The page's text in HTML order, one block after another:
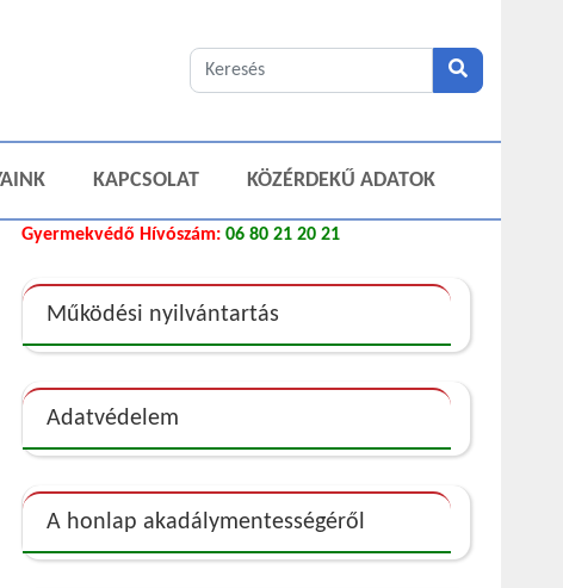
KAPCSOLAT KÖZÉRDEKŰ ADATOK
Gyermekvédő Hívószám: 06 80 21 20 21
Működési nyilvántartás
Adatvédelem
A honlap akadálymentességéről